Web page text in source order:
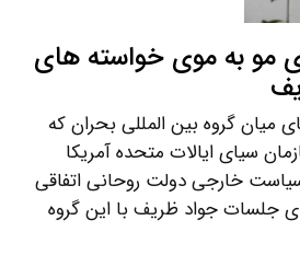
مو به موی خواسته های
میان گروه بین المللی بحران که
سیای ایالات متحده آمریکا
خارجی دولت روحانی اتفاقی
جلسات جواد ظریف با این گروه